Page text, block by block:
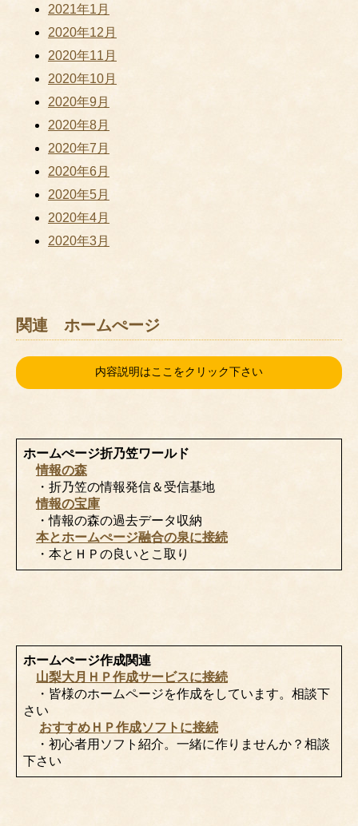
2021年1月
2020年12月
2020年11月
2020年10月
2020年9月
2020年8月
2020年7月
2020年6月
2020年5月
2020年4月
2020年3月
関連 ホームぺージ
内容説明はここをクリック下さい
ホームぺージ折乃笠ワールド
情報の森
・折乃笠の情報発信＆受信基地
情報の宝庫
・情報の森の過去データ収納
本とホームぺージ融合の泉に接続
・本とＨＰの良いとこ取り
ホームぺージ作成関連
山梨大月ＨＰ作成サービスに接続
・皆様のホームページを作成をしています。相談下
さい
おすすめＨＰ作成ソフトに接続
・初心者用ソフト紹介。一緒に作りませんか？相談
下さい